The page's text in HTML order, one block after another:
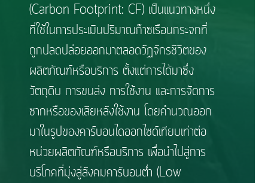
(Carbon Footprint: CF) เป็นแนวทางหนึ่ง
ที่ใช้ในการประเมินปริมาณก๊าซเรือนกระจกที่
ถูกปลดปล่อยออกมาตลอดวัฏจักรชีวิตของ
ผลิตภัณฑ์หรือบริการ ตั้งแต่การได้มาซึ่ง
วัตถุดิบ การขนส่ง การใช้งาน และการจัดการ
ซากหรือของเสียหลังใช้งาน โดยคำนวณออก
มาในรูปของคาร์บอนไดออกไซด์เทียบเท่าต่อ
หน่วยผลิตภัณฑ์หรือบริการ เพื่อนำไปสู่การ
บริโภคที่มุ่งสู่สังคมคาร์บอนต่ำ (Low